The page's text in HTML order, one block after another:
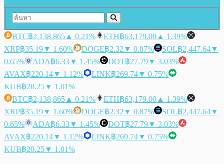
BTC฿2,138,865 ▲ 0.21% ETH฿63,179.00 ▲ 1.39%
XRP฿35.19▼ 1.60% DOGE฿2.32 ▼ 0.87% SOL฿2,447.64▼
0.65%
ADA฿6.33▼ 1.45% DOT฿27.79▼ 3.03%
AVAX฿220.14▼ 1.12% LINK฿269.74▼ 0.75%
KUB฿20.25▼ 1.01%
BTC฿2,138,865 ▲ 0.21% ETH฿63,179.00 ▲ 1.39%
XRP฿35.19▼ 1.60% DOGE฿2.32 ▼ 0.87% SOL฿2,447.64▼
0.65%
ADA฿6.33▼ 1.45% DOT฿27.79▼ 3.03%
AVAX฿220.14▼ 1.12% LINK฿269.74▼ 0.75%
KUB฿20.25▼ 1.01%